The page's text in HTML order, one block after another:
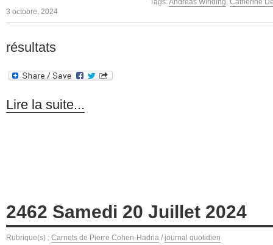
Tags:Andréas Winding, Catherine
3 octobre, 2024
résultats
Lire la suite...
2462 Samedi 20 Juillet 2024
Rubrique(s) : Carnets de Pierre Cohen-Hadria / journal quotidien